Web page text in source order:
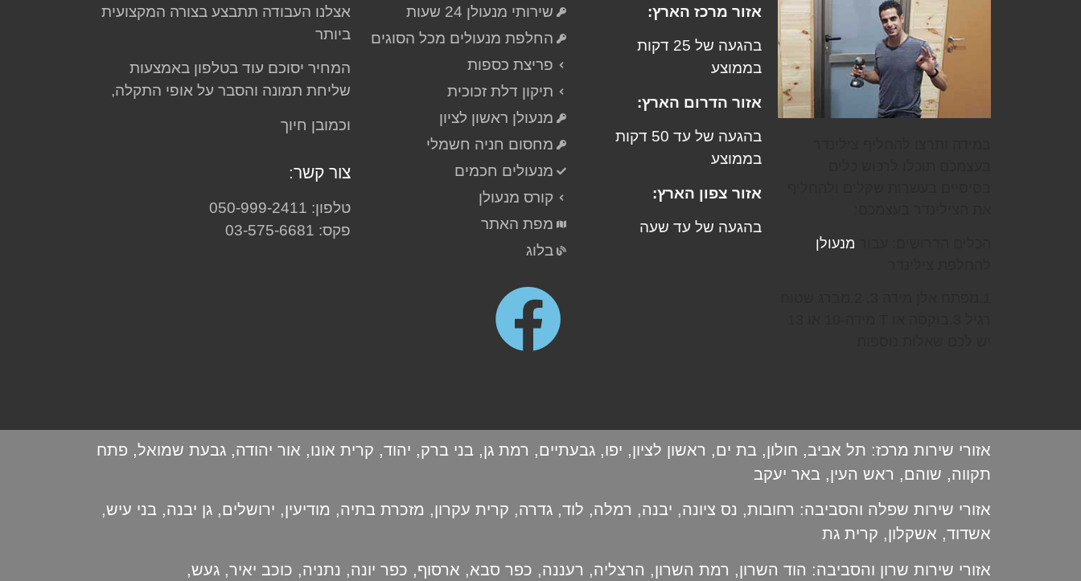
מנעולן
אזור מרכז הארץ:
בהגעה של 25 דקות
בממוצע
אזור הדרום הארץ:
בהגעה של עד 50 דקות
בממוצע
אזור צפון הארץ:
בהגעה של עד שעה
שירותי מנעולן 24 שעות
החלפת מנעולים מכל הסוגים
פריצת כספות
תיקון דלת זכוכית
מנעולן ראשון לציון
מחסום חניה חשמלי
מנעולים חכמים
קורס מנעולן
מפת האתר
בלוג
אצלנו העבודה תתבצע בצורה המקצועית
ביותר
המחיר יסוכם עוד בטלפון באמצעות
שליחת תמונה והסבר על אופי התקלה,
וכמובן חיוך
צור קשר:
טלפון: 050-999-2411
פקס: 03-575-6681
אזורי שירות מרכז: תל אביב, חולון, בת ים, ראשון לציון, יפו, גבעתיים, רמת גן, בני ברק, יהוד, קרית אונו, אור יהודה, גבעת שמואל, פתח
תקווה, שוהם, ראש העין, באר יעקב
אזורי שירות שפלה והסביבה: רחובות, נס ציונה, יבנה, רמלה, לוד, גדרה, קרית עקרון, מזכרת בתיה, מודיעין, ירושלים, גן יבנה, בני עיש,
אשדוד, אשקלון, קרית גת
אזורי שירות שרון והסביבה: הוד השרון, רמת השרון, הרצליה, רעננה, כפר סבא, ארסוף, כפר יונה, נתניה, כוכב יאיר, געש,